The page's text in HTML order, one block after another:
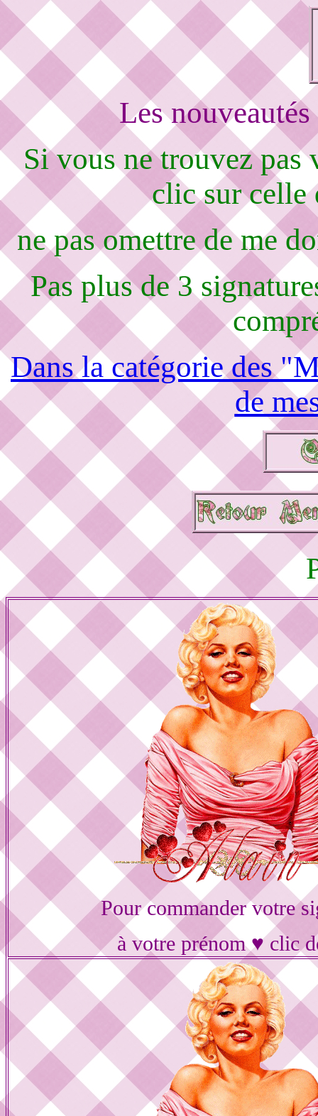
Les
Si vous ne trouvez pas
clic sur celle
ne pas omettre de me
Pas plus de 3
Dans la catégorie des
de
Pour commander votre
à votre prénom ♥ clic